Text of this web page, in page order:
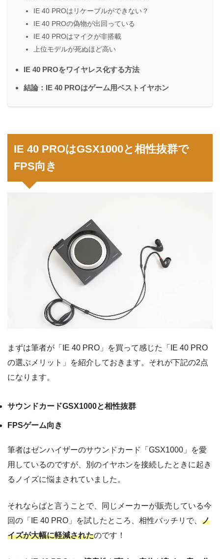
IE 40 PROはリケーブルができない？
IE 40 PROの偽物が出回っている
IE 40 PROはマイクが非搭載
上位モデルが死ぬほど高い
IE 40 PROをワイヤレス化する方法
結論：IE 40 PROはゲーム用ベストイヤホン
IE 40 PROはGSX1000と相性抜群で
FPS向き
まずは筆者が「IE 40 PRO」を買って感じた「IE 40 PRO
の選ぶメリット」を紹介しておきます。それが下記の2点
になります。
サウンドカードGSX1000と相性抜群
FPSゲーム向き
筆者はゼンハイザーのサウンドカード「GSX1000」を愛
用しているのですが、別のイヤホンを接続したときに起き
るノイズに悩まされていました。
それならばと言うことで、同じメーカーが販売している今
回の「IE 40 PRO」を試したところ、相性バッチリで、 ノ
イズが大幅に軽減されたのです！